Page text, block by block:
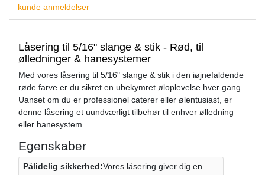
kunde anmeldelser
Låsering til 5/16" slange & stik - Rød, til
ølledninger & hanesystemer
Med vores låsering til 5/16" slange & stik i den iøjnefaldende
røde farve er du sikret en ubekymret øloplevelse hver gang.
Uanset om du er professionel caterer eller ølentusiast, er
denne låsering et uundværligt tilbehør til enhver ølledning
eller hanesystem.
Egenskaber
Pålidelig sikkerhed:Vores låsering giver dig en